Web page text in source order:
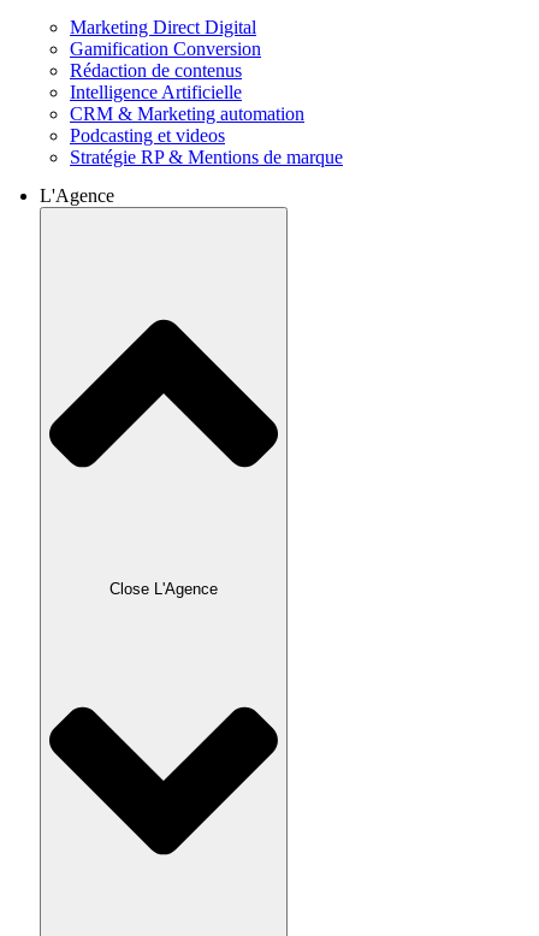
Marketing Direct Digital
Gamification Conversion
Rédaction de contenus
Intelligence Artificielle
CRM & Marketing automation
Podcasting et videos
Stratégie RP & Mentions de marque
L'Agence
Close L'Agence